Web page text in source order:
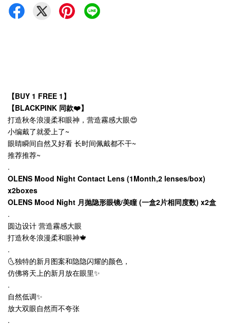
【BUY 1 FREE 1】
【BLACKPINK 同款❤️】
打造秋冬浪漫柔和眼神，营造霧感大眼😍
小编戴了就爱上了~
眼睛瞬间自然又好看 长时间佩戴都不干~
推荐推荐~
.
OLENS Mood Night Contact Lens (1Month,2 lenses/box)
x2boxes
OLENS Mood Night 月抛隐形眼镜/美瞳 (一盒2片相同度数) x2盒
.
圆边设计 营造霧感大眼
打造秋冬浪漫柔和眼神🍁
.
🌜独特的新月图案和隐隐闪耀的颜色，
仿佛将天上的新月放在眼里✨
.
自然低调✨
放大双眼自然而不夸张
.